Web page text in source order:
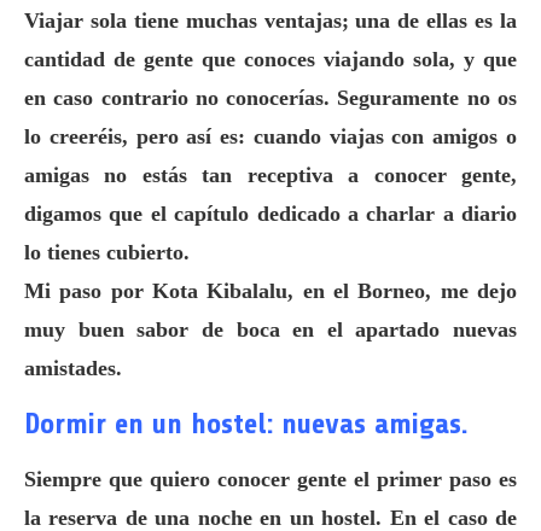
Viajar sola tiene muchas ventajas; una de ellas es la
cantidad de gente que conoces viajando sola, y que
en caso contrario no conocerías. Seguramente no os
lo creeréis, pero así es: cuando viajas con amigos o
amigas no estás tan receptiva a conocer gente,
digamos que el capítulo dedicado a charlar a diario
lo tienes cubierto.
Mi paso por Kota Kibalalu, en el Borneo, me dejo
muy buen sabor de boca en el apartado nuevas
amistades.
Dormir en un hostel: nuevas amigas.
Siempre que quiero conocer gente el primer paso es
la reserva de una noche en un hostel. En el caso de